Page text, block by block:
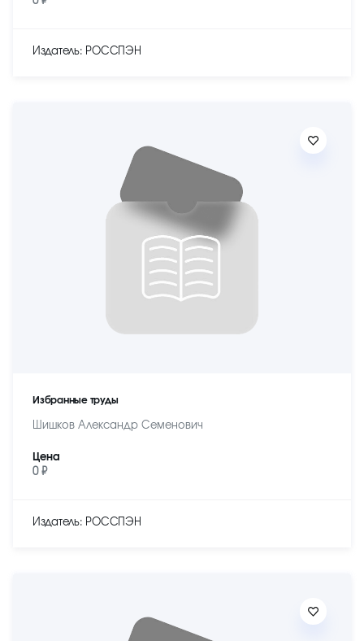
Издатель: РОССПЭН
Избранные труды
Шишков Александр Семенович
Цена
0 ₽
Издатель: РОССПЭН